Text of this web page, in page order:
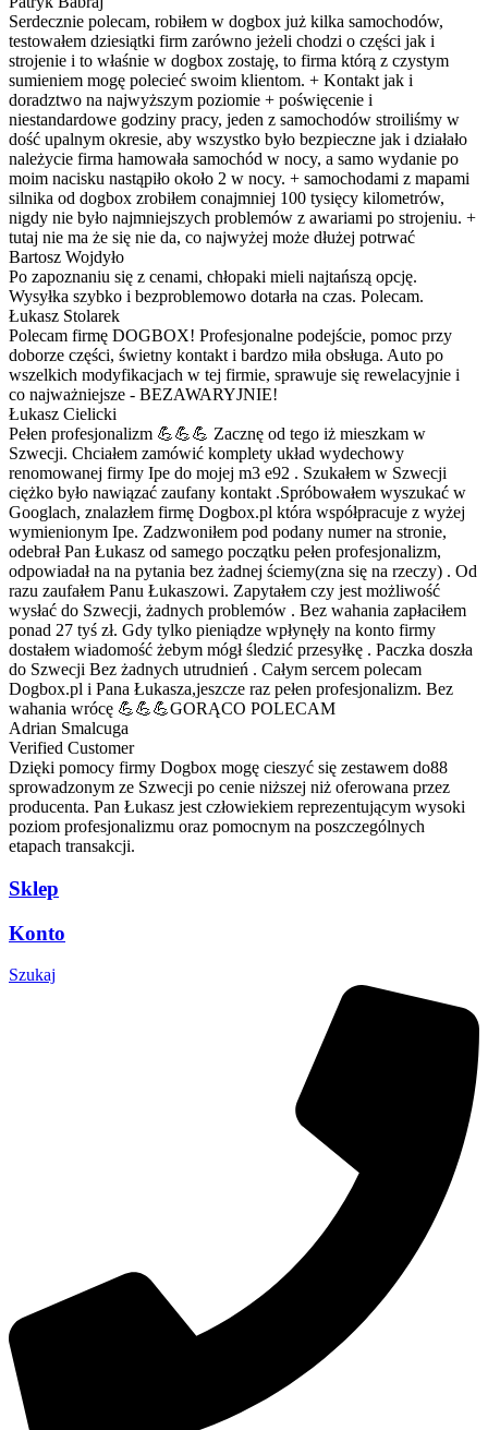
Serdecznie polecam, robiłem w dogbox już kilka samochodów,
testowałem dziesiątki firm zarówno jeżeli chodzi o części jak i
strojenie i to właśnie w dogbox zostaję, to firma którą z czystym
sumieniem mogę polecieć swoim klientom. + Kontakt jak i
doradztwo na najwyższym poziomie + poświęcenie i
niestandardowe godziny pracy, jeden z samochodów stroiliśmy w
dość upalnym okresie, aby wszystko było bezpieczne jak i działało
należycie firma hamowała samochód w nocy, a samo wydanie po
moim nacisku nastąpiło około 2 w nocy. + samochodami z mapami
silnika od dogbox zrobiłem conajmniej 100 tysięcy kilometrów,
nigdy nie było najmniejszych problemów z awariami po strojeniu. +
tutaj nie ma że się nie da, co najwyżej może dłużej potrwać
Bartosz Wojdyło
Po zapoznaniu się z cenami, chłopaki mieli najtańszą opcję.
Wysyłka szybko i bezproblemowo dotarła na czas. Polecam.
Łukasz Stolarek
Polecam firmę DOGBOX! Profesjonalne podejście, pomoc przy
doborze części, świetny kontakt i bardzo miła obsługa. Auto po
wszelkich modyfikacjach w tej firmie, sprawuje się rewelacyjnie i
co najważniejsze - BEZAWARYJNIE!
Łukasz Cielicki
Pełen profesjonalizm 💪💪💪 Zacznę od tego iż mieszkam w
Szwecji. Chciałem zamówić komplety układ wydechowy
renomowanej firmy Ipe do mojej m3 e92 . Szukałem w Szwecji
ciężko było nawiązać zaufany kontakt .Spróbowałem wyszukać w
Googlach, znalazłem firmę Dogbox.pl która współpracuje z wyżej
wymienionym Ipe. Zadzwoniłem pod podany numer na stronie,
odebrał Pan Łukasz od samego początku pełen profesjonalizm,
odpowiadał na na pytania bez żadnej ściemy(zna się na rzeczy) . Od
razu zaufałem Panu Łukaszowi. Zapytałem czy jest możliwość
wysłać do Szwecji, żadnych problemów . Bez wahania zapłaciłem
ponad 27 tyś zł. Gdy tylko pieniądze wpłynęły na konto firmy
dostałem wiadomość żebym mógł śledzić przesyłkę . Paczka doszła
do Szwecji Bez żadnych utrudnień . Całym sercem polecam
Dogbox.pl i Pana Łukasza,jeszcze raz pełen profesjonalizm. Bez
wahania wrócę 💪💪💪GORĄCO POLECAM
Adrian Smalcuga
Verified Customer
Dzięki pomocy firmy Dogbox mogę cieszyć się zestawem do88
sprowadzonym ze Szwecji po cenie niższej niż oferowana przez
producenta. Pan Łukasz jest człowiekiem reprezentującym wysoki
poziom profesjonalizmu oraz pomocnym na poszczególnych
etapach transakcji.
Sklep
Konto
Szukaj